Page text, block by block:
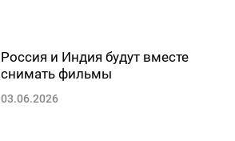
Россия и Индия будут вместе
снимать фильмы
03.06.2026